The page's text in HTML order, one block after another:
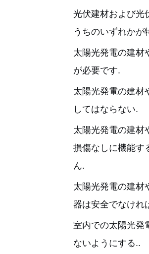
光伏建材および光
うちのいずれかが
太陽光発電の建材
が必要です.
太陽光発電の建材
してはならない.
太陽光発電の建材
損傷なしに機能す
ん.
太陽光発電の建材
器は安全でなけれ
室内での太陽光発
ないようにする..